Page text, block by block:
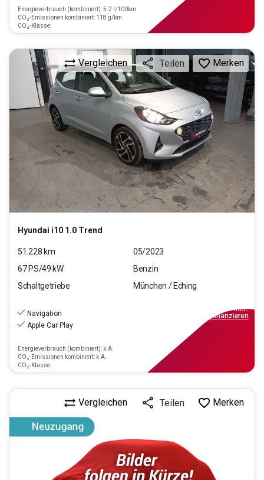
Energieverbrauch (kombiniert): 5.2 l/100km
CO₂-Emissionen kombiniert: 118 g/km
CO₂-Klasse:
Hyundai i10 1.0 Trend
Vergleichen Teilen Merken
51.228 km
05/2023
67PS/49 kW
Benzin
Schaltgetriebe
München / Eching
Navigation
Apple Car Play
Energieverbrauch (kombiniert): k.A.
CO₂-Emissionen kombiniert: k.A.
CO₂-Klasse:
inkl.MwSt.
finanzieren
Vergleichen Teilen Merken